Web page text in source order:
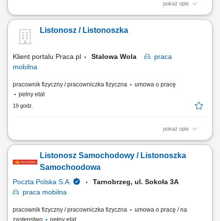
pokaż opis
Przygotowanie korespondencji i przesyłek do doręczenia. Dostarczanie
obsługa klientów, w tym sprzedaż wybranych usług. Prowadzenie
dokumentacji i obsługa zadań przy użyciu tabletu.
Listonosz / Listonoszka
Klient portalu Praca.pl Stalowa Wola
praca
mobilna
pracownik fizyczny / pracowniczka fizyczna
umowa o pracę
pełny etat
19 godz.
pokaż opis
Przygotowanie korespondencji i przesyłek do doręczenia. Dostarczanie
obsługa klientów, w tym sprzedaż wybranych usług. Prowadzenie
dokumentacji i obsługa zadań przy użyciu tabletu.
Listonosz Samochodowy / Listonoszka
Samochoodowa
Poczta Polska S.A.
Tarnobrzeg, ul. Sokoła 3A
praca mobilna
pracownik fizyczny / pracowniczka fizyczna
umowa o pracę / na
zastępstwo
pełny etat